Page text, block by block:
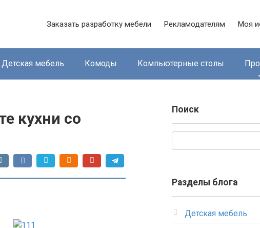
Заказать разработку мебели Рекламодателям Моя
Детская мебель Комоды Компьютерные столы
кухни со
Поиск
Разделы блога
Детская мебель